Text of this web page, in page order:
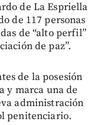
de La Espriella
de 117 personas
de “alto perfil”
de paz”.
de la posesión
y marca una de
administración
penitenciario.